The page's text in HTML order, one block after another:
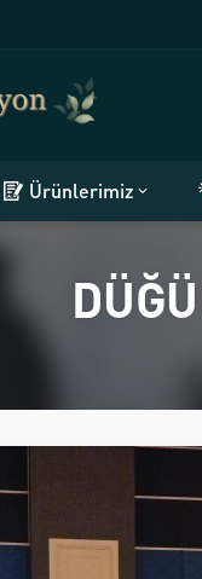
Ürünlerimiz